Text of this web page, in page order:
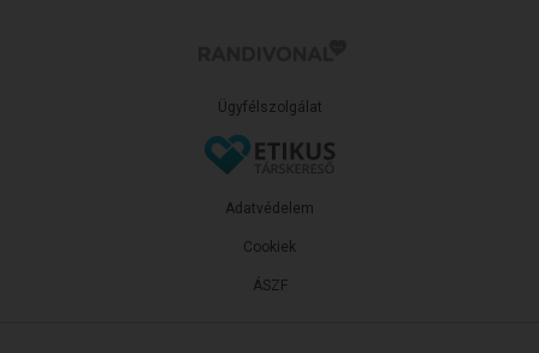
Ügyfélszolgálat
ÁSZF
Adatvédelem
Cookiek